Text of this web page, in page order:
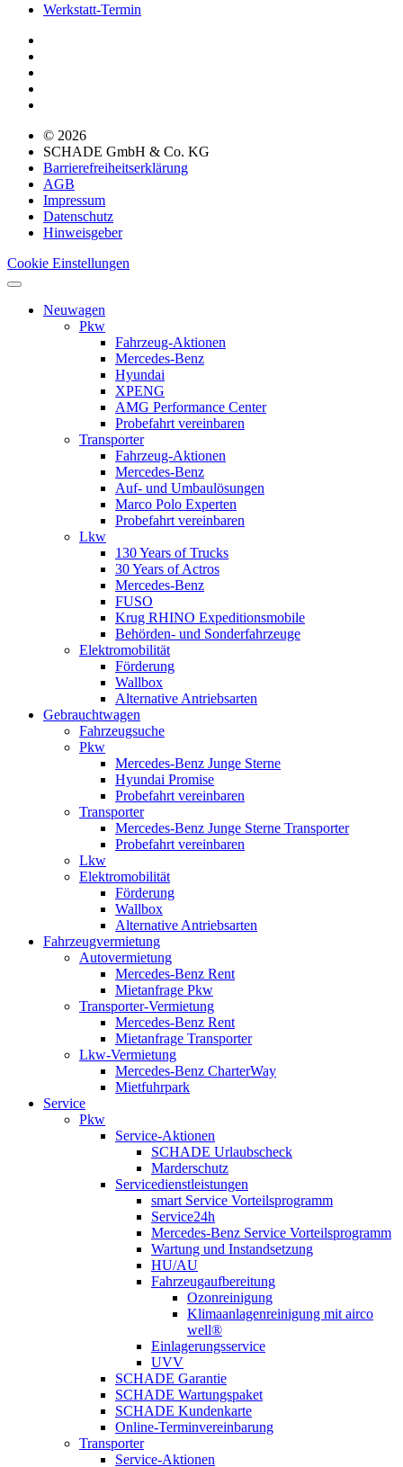
Werkstatt-Termin
© 2026
SCHADE GmbH & Co. KG
Barrierefreiheitserklärung
AGB
Impressum
Datenschutz
Hinweisgeber
Cookie Einstellungen
Neuwagen
Pkw
Fahrzeug-Aktionen
Mercedes-Benz
Hyundai
XPENG
AMG Performance Center
Probefahrt vereinbaren
Transporter
Fahrzeug-Aktionen
Mercedes-Benz
Auf- und Umbaulösungen
Marco Polo Experten
Probefahrt vereinbaren
Lkw
130 Years of Trucks
30 Years of Actros
Mercedes-Benz
FUSO
Krug RHINO Expeditionsmobile
Behörden- und Sonderfahrzeuge
Elektromobilität
Förderung
Wallbox
Alternative Antriebsarten
Gebrauchtwagen
Fahrzeugsuche
Pkw
Mercedes-Benz Junge Sterne
Hyundai Promise
Probefahrt vereinbaren
Transporter
Mercedes-Benz Junge Sterne Transporter
Probefahrt vereinbaren
Lkw
Elektromobilität
Förderung
Wallbox
Alternative Antriebsarten
Fahrzeugvermietung
Autovermietung
Mercedes-Benz Rent
Mietanfrage Pkw
Transporter-Vermietung
Mercedes-Benz Rent
Mietanfrage Transporter
Lkw-Vermietung
Mercedes-Benz CharterWay
Mietfuhrpark
Service
Pkw
Service-Aktionen
SCHADE Urlaubscheck
Marderschutz
Servicedienstleistungen
smart Service Vorteilsprogramm
Service24h
Mercedes-Benz Service Vorteilsprogramm
Wartung und Instandsetzung
HU/AU
Fahrzeugaufbereitung
Ozonreinigung
Klimaanlagenreinigung mit airco
well®
Einlagerungsservice
UVV
SCHADE Garantie
SCHADE Wartungspaket
SCHADE Kundenkarte
Online-Terminvereinbarung
Transporter
Service-Aktionen